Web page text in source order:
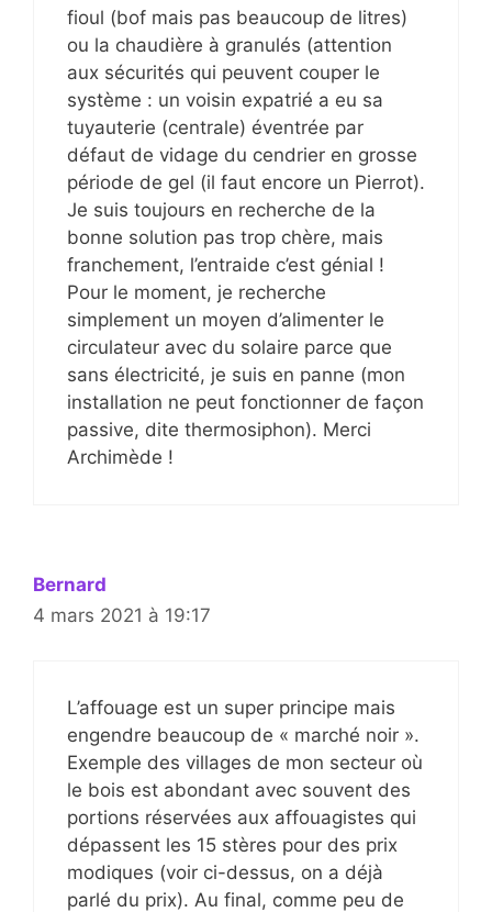
fioul (bof mais pas beaucoup de litres)
ou la chaudière à granulés (attention
aux sécurités qui peuvent couper le
système : un voisin expatrié a eu sa
tuyauterie (centrale) éventrée par
défaut de vidage du cendrier en grosse
période de gel (il faut encore un Pierrot).
Je suis toujours en recherche de la
bonne solution pas trop chère, mais
franchement, l’entraide c’est génial !
Pour le moment, je recherche
simplement un moyen d’alimenter le
circulateur avec du solaire parce que
sans électricité, je suis en panne (mon
installation ne peut fonctionner de façon
passive, dite thermosiphon). Merci
Archimède !
Bernard
4 mars 2021 à 19:17
L’affouage est un super principe mais
engendre beaucoup de « marché noir ».
Exemple des villages de mon secteur où
le bois est abondant avec souvent des
portions réservées aux affouagistes qui
dépassent les 15 stères pour des prix
modiques (voir ci-dessus, on a déjà
parlé du prix). Au final, comme peu de